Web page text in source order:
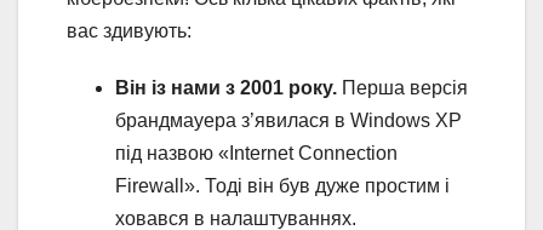
вас здивують:
Він із нами з 2001 року. Перша версія
брандмауера з’явилася в Windows XP
під назвою «Internet Connection
Firewall». Тоді він був дуже простим і
ховався в налаштуваннях.